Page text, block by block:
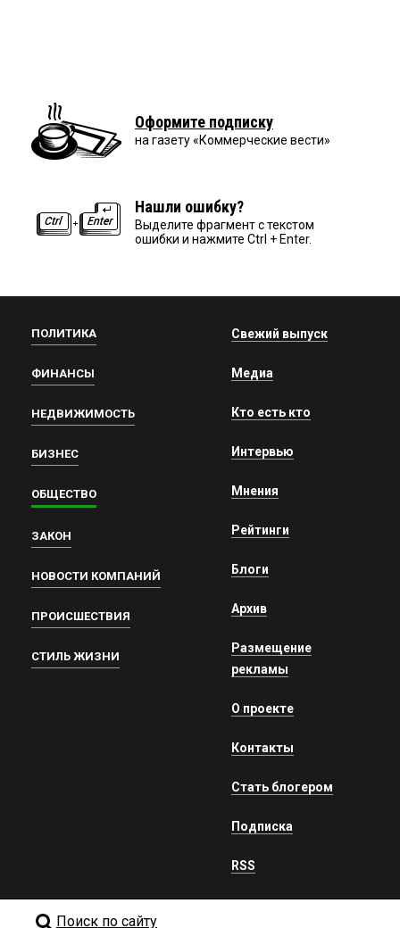
Оформите подписку
на газету «Коммерческие вести»
Нашли ошибку?
Выделите фрагмент с текстом
ошибки и нажмите Ctrl + Enter.
ПОЛИТИКА
ФИНАНСЫ
НЕДВИЖИМОСТЬ
БИЗНЕС
ОБЩЕСТВО
ЗАКОН
НОВОСТИ КОМПАНИЙ
ПРОИСШЕСТВИЯ
СТИЛЬ ЖИЗНИ
Свежий выпуск
Медиа
Кто есть кто
Интервью
Мнения
Рейтинги
Блоги
Архив
Размещение
рекламы
О проекте
Контакты
Стать блогером
Подписка
RSS
Поиск по сайту